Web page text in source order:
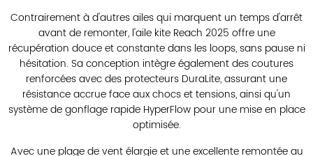
Contrairement à d'autres ailes qui marquent un temps d'arrêt
avant de remonter, l'aile kite Reach 2025 offre une
récupération douce et constante dans les loops, sans pause ni
hésitation. Sa conception intègre également des coutures
renforcées avec des protecteurs DuraLite, assurant une
résistance accrue face aux chocs et tensions, ainsi qu'un
système de gonflage rapide HyperFlow pour une mise en place
optimisée.
Avec une plage de vent élargie et une excellente remontée au